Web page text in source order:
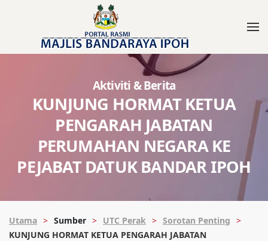
Aktiviti & Berita
KUNJUNG HORMAT KETUA
PENGARAH JABATAN
PERUMAHAN NEGARA KE
PEJABAT DATUK BANDAR IPOH
Utama Sumber UTC Perak
Sorotan Penting
KUNJUNG HORMAT KETUA PENGARAH JABATAN